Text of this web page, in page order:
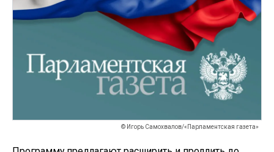
© Игорь Самохвалов/«Парламентская газета»